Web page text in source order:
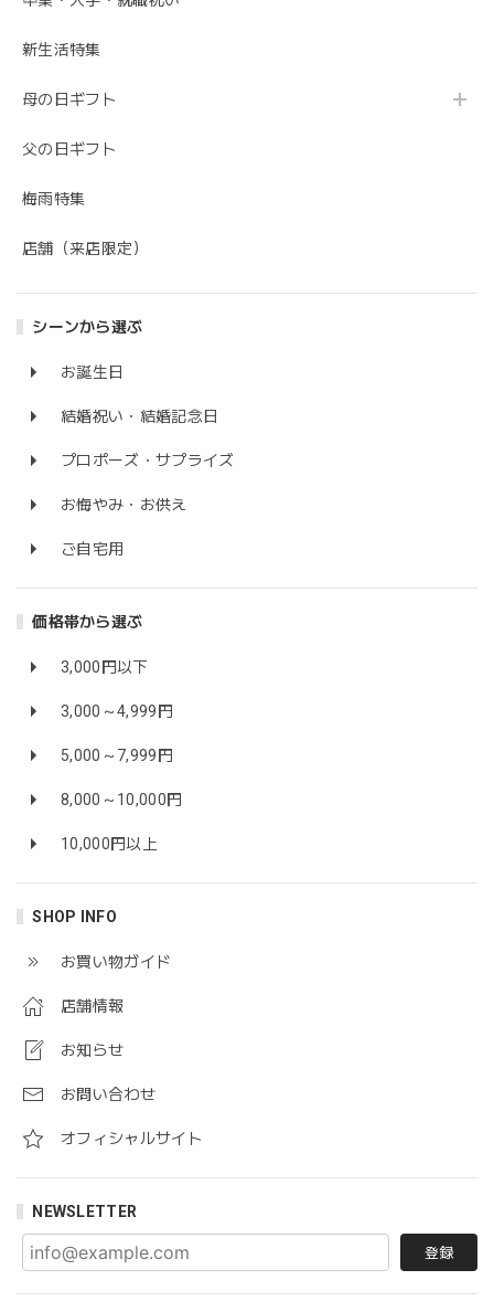
新生活特集
母の日ギフト
父の日ギフト
梅雨特集
店舗（来店限定）
シーンから選ぶ
お誕生日
結婚祝い・結婚記念日
プロポーズ・サプライズ
お悔やみ・お供え
ご自宅用
価格帯から選ぶ
3,000円以下
3,000～4,999円
5,000～7,999円
8,000～10,000円
10,000円以上
SHOP INFO
お買い物ガイド
店舗情報
お知らせ
お問い合わせ
オフィシャルサイト
NEWSLETTER
登録